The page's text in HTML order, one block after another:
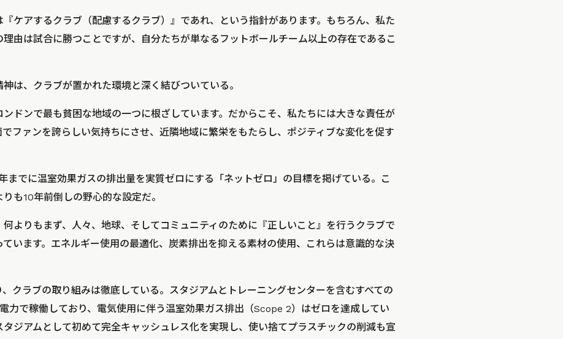
『ケアするクラブ（配慮するクラブ）』であれ、という指針があります。もちろん、私た
理由は試合に勝つことですが、自分たちが単なるフットボールチーム以上の存在であるこ
は、クラブが置かれた環境と深く結びついている。
ンドンで最も貧困な地域の一つに根ざしています。だからこそ、私たちには大きな責任が
ファンを誇らしい気持ちにさせ、近隣地域に繁栄をもたらし、ポジティブな変化を促す
までに温室効果ガスの排出量を実質ゼロにする「ネットゼロ」の目標を掲げている。こ
も10年前倒しの野心的な設定だ。
何よりもまず、人々、地球、そしてコミュニティのために『正しいこと』を行うクラブで
います。エネルギー使用の最適化、炭素排出を抑える素材の使用、これらは意識的な決
クラブの取り組みは徹底している。スタジアムとトレーニングセンターを含むすべての
力で稼働しており、電気使用に伴う温室効果ガス排出（Scope 2）はゼロを達成してい
ジアムとして初めて完全キャッシュレス化を実現し、使い捨てプラスチックの削減も宣